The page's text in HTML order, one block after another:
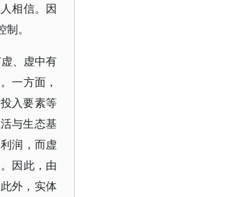
相信。因
。
、虚中有
一方面，
入要素等
与生态基
润，而虚
因此，由
外，实体